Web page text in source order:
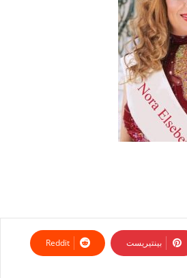
بينتيريست